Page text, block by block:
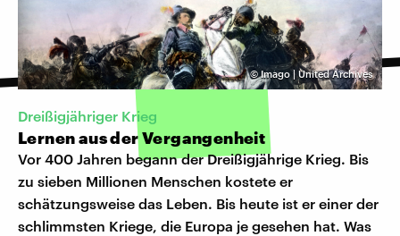
©Imago | United Archives
Dreißigjähriger Krieg
Lernen aus der Vergangenheit
Vor 400 Jahren begann der Dreißigjährige Krieg. Bis
zu sieben Millionen Menschen kostete er
schätzungsweise das Leben. Bis heute ist er einer der
schlimmsten Kriege, die Europa je gesehen hat. Was